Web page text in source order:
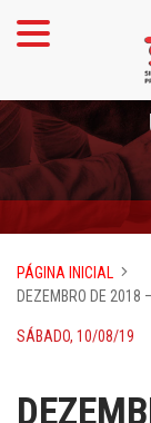
PÁGINA INICIAL
DEZEMBRO DE 2018
SÁBADO, 10/08/19